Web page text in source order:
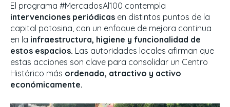
El programa #MercadosAl100 contempla
intervenciones periódicas en distintos puntos de la
capital potosina, con un enfoque de mejora continua
en la infraestructura, higiene y funcionalidad de
estos espacios. Las autoridades locales afirman que
estas acciones son clave para consolidar un Centro
Histórico más ordenado, atractivo y activo
económicamente.